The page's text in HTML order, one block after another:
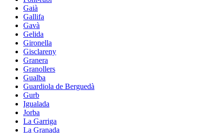
Gaià
Gallifa
Gavà
Gelida
Gironella
Gisclareny
Granera
Granollers
Gualba
Guardiola de Berguedà
Gurb
Igualada
Jorba
La Garriga
La Granada